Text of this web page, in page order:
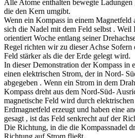
Alle Atome enthalten bewegte
die den Kern umgibt.
Wenn ein Kompass in einem Magnetfeld
sich die Nadel mit dem Feld selbst . Weil
orientiert Woche entlang seiner
Regel richten wir zu dieser Achse Sofern
Feld stärker als die der Erde gelegt wird.
In dieser Demonstration der Kompass in
einen elektrischen Strom, der in Nord-
abgegeben . Wenn ein Strom in dem
Kompass dreht aus dem Nord-Süd-
magnetische Feld wird durch
Erdmagnetfeld erzeugt und haben eine
gesagt , ist das Feld senkrecht auf der
Die Richtung, in die die Kompassnadel
Richtung auf Strom fließt.